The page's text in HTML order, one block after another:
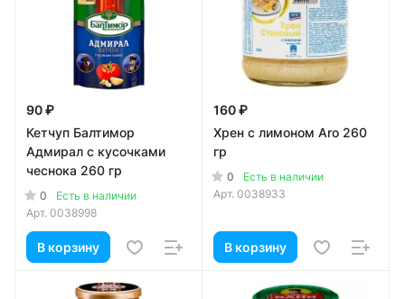
90 ₽
Кетчуп Балтимор
Адмирал с кусочками
чеснока 260 гр
0
Есть в наличии
Арт. 0038998
В корзину
160 ₽
Хрен с лимоном Aro 260
гр
0
Есть в наличии
Арт. 0038933
В корзину